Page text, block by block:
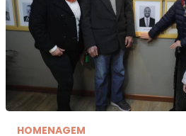
HOMENAGEM